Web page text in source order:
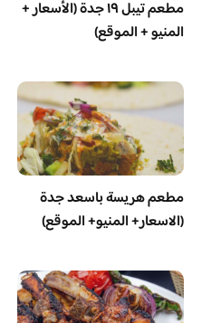
مطعم تيبل ١٩ جدة (الأسعار +
المنيو + الموقع)
مطعم هريسة باسعد جدة
(الاسعار+ المنيو+ الموقع)